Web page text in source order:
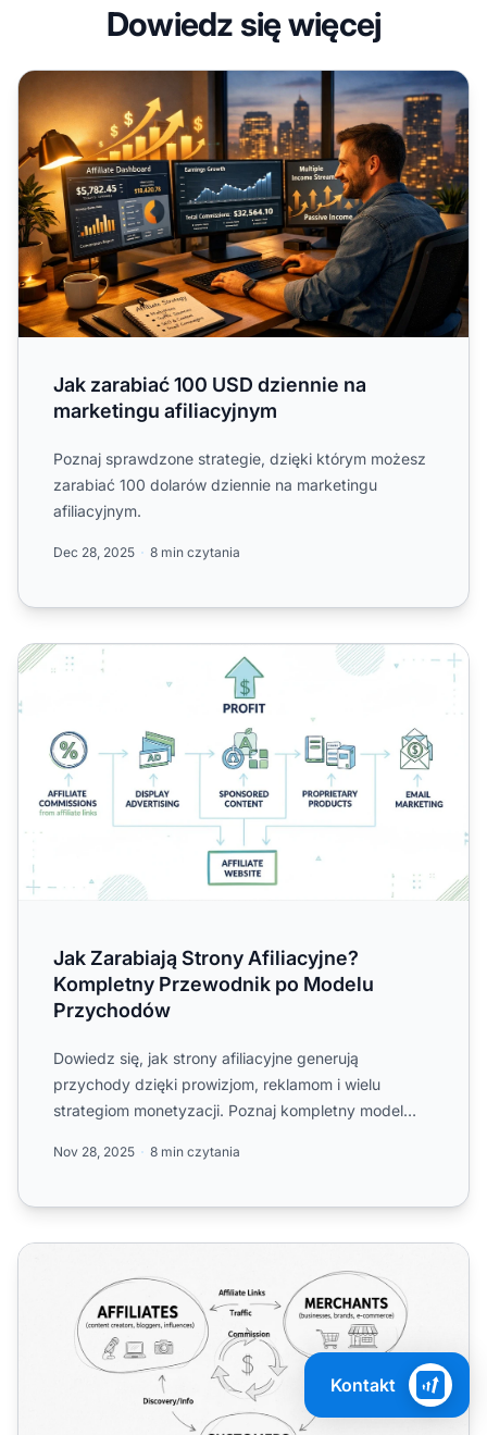
Dowiedz się więcej
Jak zarabiać 100 USD dziennie na marketingu
Jak zarabiać 100 USD dziennie na
marketingu afiliacyjnym
Poznaj sprawdzone strategie, dzięki którym możesz
zarabiać 100 dolarów dziennie na marketingu
afiliacyjnym.
Dec 28, 2025 8 min czytania
Jak Zarabiają Strony Afiliacyjne? Kompletny Przewodnik
Jak Zarabiają Strony Afiliacyjne?
Kompletny Przewodnik po Modelu
Przychodów
Dowiedz się, jak strony afiliacyjne generują
przychody dzięki prowizjom, reklamom i wielu
strategiom monetyzacji. Poznaj kompletny model
Nov 28, 2025 8 min czytania
Czy marketing afiliacyjny jest dobry czy zły?
Kontakt